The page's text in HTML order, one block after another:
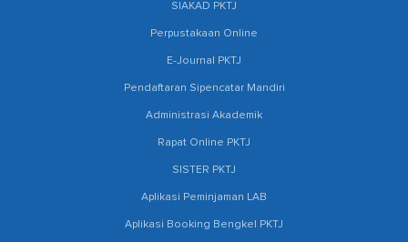
SIAKAD PKTJ
Perpustakaan Online
E-Journal PKTJ
Pendaftaran Sipencatar Mandiri
Administrasi Akademik
Rapat Online PKTJ
SISTER PKTJ
Aplikasi Peminjaman LAB
Aplikasi Booking Bengkel PKTJ